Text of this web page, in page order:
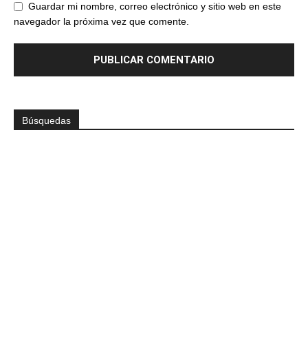
Guardar mi nombre, correo electrónico y sitio web en este
navegador la próxima vez que comente.
Búsquedas